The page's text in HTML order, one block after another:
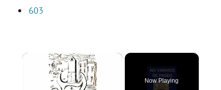
603
×
Now Playing